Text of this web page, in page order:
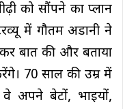
को सौंपने का प्लान
में गौतम अडानी ने
बात की और बताया
70 साल की उम्र में
अपने बेटों, भाइयों,